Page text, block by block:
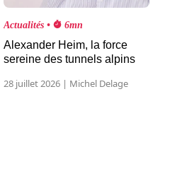
Actualités • 6mn
Alexander Heim, la force
sereine des tunnels alpins
28 juillet 2026 | Michel Delage